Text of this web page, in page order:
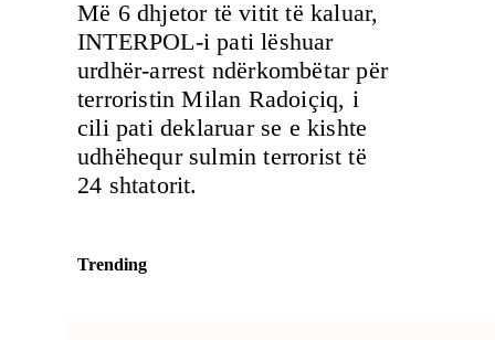
Më 6 dhjetor të vitit të kaluar,
INTERPOL-i pati lëshuar
urdhër-arrest ndërkombëtar për
terroristin Milan Radoiçiq, i
cili pati deklaruar se e kishte
udhëhequr sulmin terrorist të
24 shtatorit.
Trending